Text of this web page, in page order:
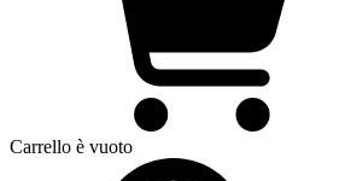
Carrello è vuoto